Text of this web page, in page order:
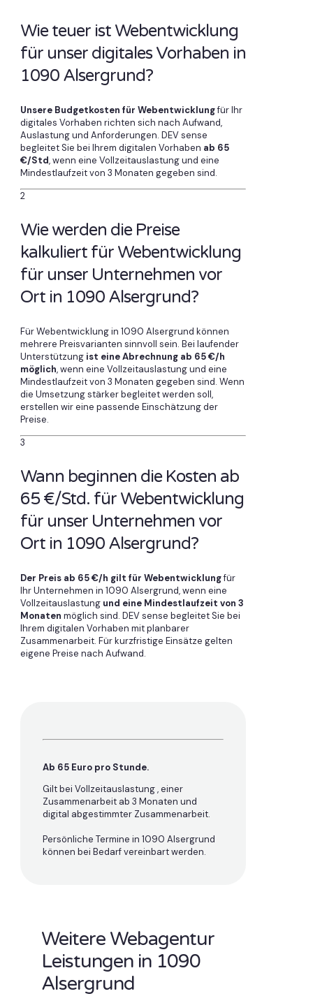
Wie teuer ist Webentwicklung
für unser digitales Vorhaben in
1090 Alsergrund?
Unsere Budgetkosten für Webentwicklungfür Ihr
digitales Vorhaben richten sich nach Aufwand,
Auslastung und Anforderungen. DEV sense
begleitet Sie bei Ihrem digitalen Vorhaben ab 65
€/Std, wenn eine Vollzeitauslastung und eine
Mindestlaufzeit von 3 Monaten gegeben sind.
2
Wie werden die Preise
kalkuliert für Webentwicklung
für unser Unternehmen vor
Ort in 1090 Alsergrund?
Für Webentwicklung in 1090 Alsergrund können
mehrere Preisvarianten sinnvoll sein. Bei laufender
Unterstützung ist eine Abrechnung ab 65 €/h
möglich, wenn eine Vollzeitauslastung und eine
Mindestlaufzeit von 3 Monaten gegeben sind. Wenn
die Umsetzung stärker begleitet werden soll,
erstellen wir eine passende Einschätzung der
Preise.
3
Wann beginnen die Kosten ab
65 €/Std. für Webentwicklung
für unser Unternehmen vor
Ort in 1090 Alsergrund?
Der Preis ab 65 €/h gilt für Webentwicklungfür
Ihr Unternehmen in 1090 Alsergrund, wenn eine
Vollzeitauslastung und eine Mindestlaufzeit von 3
Monaten möglich sind. DEV sense begleitet Sie bei
Ihrem digitalen Vorhaben mit planbarer
Zusammenarbeit. Für kurzfristige Einsätze gelten
eigene Preise nach Aufwand.
Ab 65 Euro pro Stunde.
Gilt bei Vollzeitauslastung , einer
Zusammenarbeit ab 3 Monaten und
digital abgestimmter Zusammenarbeit.
Persönliche Termine in 1090 Alsergrund
können bei Bedarf vereinbart werden.
Weitere Webagentur
Leistungen in 1090
Alsergrund